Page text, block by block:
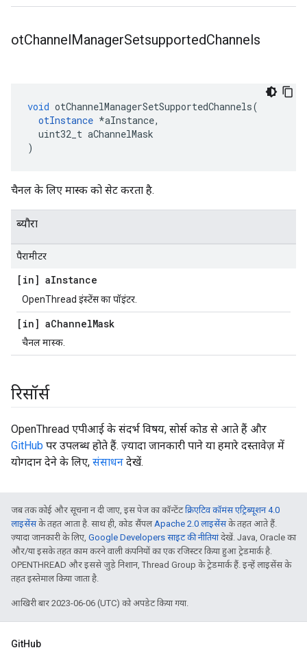
otChannelManagerSetsupportedChannels
void otChannelManagerSetSupportedChannels(
otInstance *aInstance,
uint32_t aChannelMask
)
चैनल के लिए मास्क को सेट करता है.
ब्यौरा
पैरामीटर
[in] aInstance
OpenThread इंस्टेंस का पॉइंटर.
[in] aChannelMask
चैनल मास्क.
रिसॉर्स
OpenThread एपीआई के संदर्भ विषय, सोर्स कोड से आते हैं और
GitHub पर उपलब्ध होते हैं. ज़्यादा जानकारी पाने या हमारे दस्तावेज़ में
योगदान देने के लिए, संसाधन देखें.
जब तक कोई और सूचना न दी जाए, इस पेज का कॉन्टेंटक्रिएटिव कॉमंस एट्रिब्यूशन 4.0
लाइसेंसके तहत आता है. साथ ही, कोड सैंपलApache 2.0 लाइसेंसके तहत आते हैं.
ज़्यादा जानकारी के लिए, Google Developers साइट की नीतियांदेखें. Java, Oracle का
और/या इसके तहत काम करने वाली कंपनियों का एक रजिस्टर किया हुआ ट्रेडमार्क है.
OPENTHREAD और इससे जुड़े निशान, Thread Group के ट्रेडमार्क हैं. इन्हें लाइसेंस के
तहत इस्तेमाल किया जाता है.
आखिरी बार 2023-06-06 (UTC) को अपडेट किया गया.
GitHub